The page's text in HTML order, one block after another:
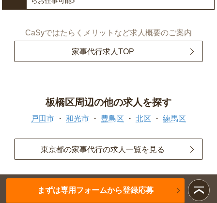
CaSyではたらくメリットなど求人概要のご案内
家事代行求人TOP
板橋区周辺の他の求人を探す
戸田市 和光市 豊島区 北区 練馬区
東京都の家事代行の求人一覧を見る
まずは専用フォームから登録応募